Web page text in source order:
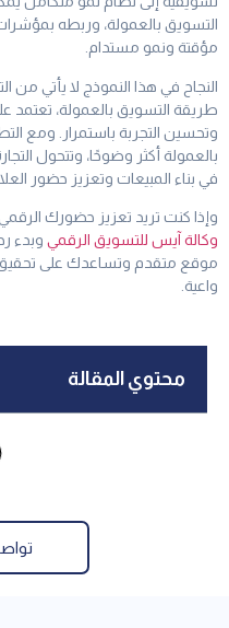
التسويق بالعمولة، وربطه
مؤقتة ونمو مستدام.
النجاح في هذا النموذج لا يأتي من
طريقة التسويق بالعمولة، تعتمد
وتحسين التجربة باستمرار. ومع
بالعمولة أكثر وضوحًا، وتتحول
في بناء المبيعات وتعزيز حضور
وإذا كنت تريد تعزيز حضورك
وكالة آيس للتسويق الرقمي وبدء
موقع متقدم وتساعدك على تحقيق
واعية.
محتوي المقالة